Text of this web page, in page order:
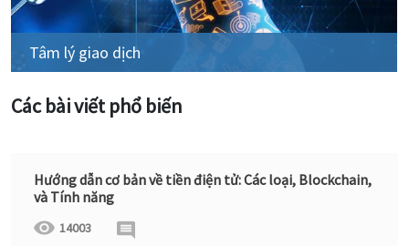
Tâm lý giao dịch
Các bài viết phổ biến
Hướng dẫn cơ bản về tiền điện tử: Các loại, Blockchain,
và Tính năng
14003